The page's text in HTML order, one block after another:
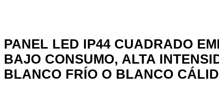
PANEL LED IP44 CUADRADO
BAJO CONSUMO, ALTA
BLANCO FRÍO O BLANCO